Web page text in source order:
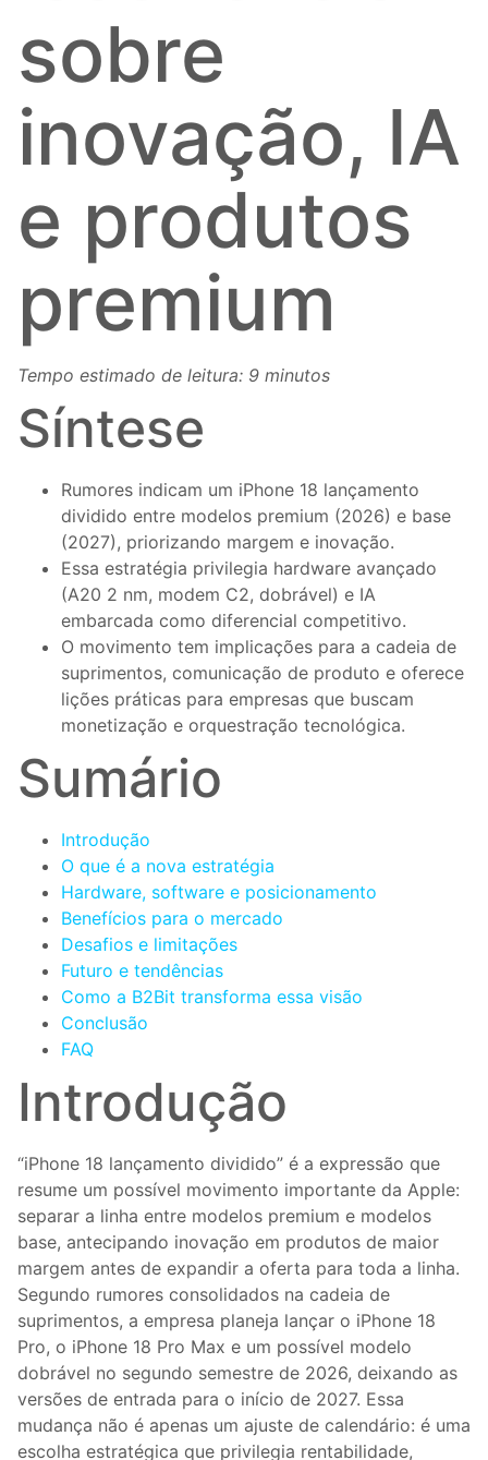
sobre
inovação, IA
e produtos
premium
Tempo estimado de leitura: 9 minutos
Síntese
Rumores indicam um iPhone 18 lançamento
dividido entre modelos premium (2026) e base
(2027), priorizando margem e inovação.
Essa estratégia privilegia hardware avançado
(A20 2 nm, modem C2, dobrável) e IA
embarcada como diferencial competitivo.
O movimento tem implicações para a cadeia de
suprimentos, comunicação de produto e oferece
lições práticas para empresas que buscam
monetização e orquestração tecnológica.
Sumário
Introdução
O que é a nova estratégia
Hardware, software e posicionamento
Benefícios para o mercado
Desafios e limitações
Futuro e tendências
Como a B2Bit transforma essa visão
Conclusão
FAQ
Introdução
“iPhone 18 lançamento dividido” é a expressão que
resume um possível movimento importante da Apple:
separar a linha entre modelos premium e modelos
base, antecipando inovação em produtos de maior
margem antes de expandir a oferta para toda a linha.
Segundo rumores consolidados na cadeia de
suprimentos, a empresa planeja lançar o iPhone 18
Pro, o iPhone 18 Pro Max e um possível modelo
dobrável no segundo semestre de 2026, deixando as
versões de entrada para o início de 2027. Essa
mudança não é apenas um ajuste de calendário: é uma
escolha estratégica que privilegia rentabilidade,